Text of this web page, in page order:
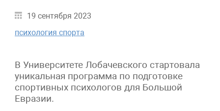
19 сентября 2023
психология спорта
В Университете Лобачевского стартовала
уникальная программа по подготовке
спортивных психологов для Большой
Евразии.